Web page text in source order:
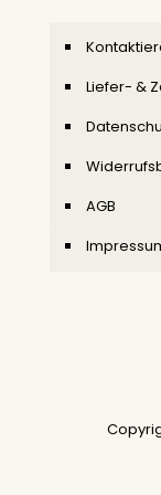
Liefer- &
AGB